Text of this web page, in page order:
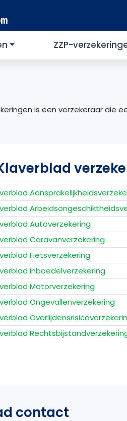
ZZP-
is een verzekeraar die
Autoverzekering
Caravanverzekering
Fietsverzekering
Inboedelverzekering
Motorverzekering
Ongevallenverzekering
contact